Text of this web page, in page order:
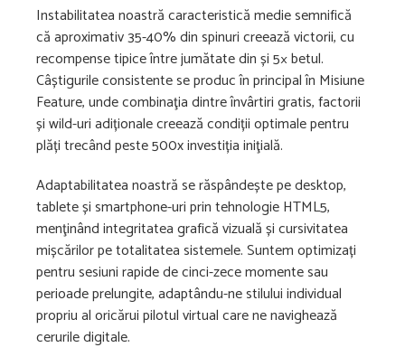
Instabilitatea noastră caracteristică medie semnifică
că aproximativ 35-40% din spinuri creează victorii, cu
recompense tipice între jumătate din și 5× betul.
Câștigurile consistente se produc în principal în Misiune
Feature, unde combinaţia dintre învârtiri gratis, factorii
și wild-uri adiționale creează condiții optimale pentru
plăți trecând peste 500x investiția iniţială.
Adaptabilitatea noastră se răspândește pe desktop,
tablete și smartphone-uri prin tehnologie HTML5,
menţinând integritatea grafică vizuală și cursivitatea
mișcărilor pe totalitatea sistemele. Suntem optimizați
pentru sesiuni rapide de cinci-zece momente sau
perioade prelungite, adaptându-ne stilului individual
propriu al oricărui pilotul virtual care ne navighează
cerurile digitale.